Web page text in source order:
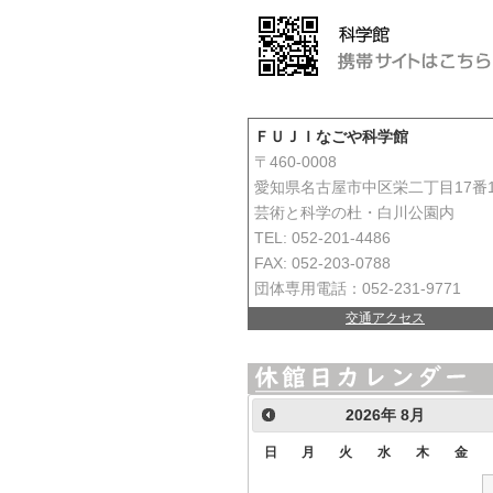
ＦＵＪＩなごや科学館
〒460-0008
愛知県名古屋市中区栄二丁目17番
芸術と科学の杜・白川公園内
TEL: 052-201-4486
FAX: 052-203-0788
団体専用電話：052-231-9771
交通アクセス
2026年8月
日 月 火 水 木 金